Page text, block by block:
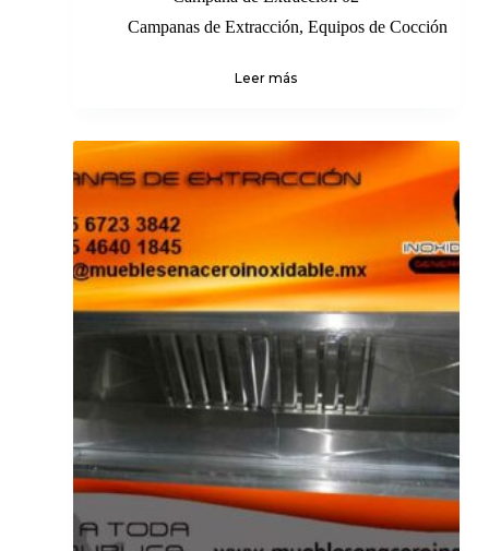
Campanas de Extracción,Equipos de Cocción
Leer más